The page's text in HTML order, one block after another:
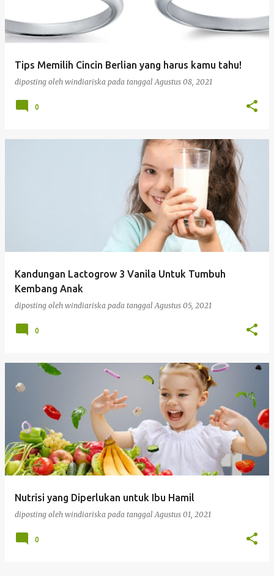
Tips Memilih Cincin Berlian yang harus kamu tahu!
diposting oleh windiariska pada tanggalAgustus 08, 2021
0
Kandungan Lactogrow 3 Vanila Untuk Tumbuh
Kembang Anak
diposting oleh windiariska pada tanggalAgustus 05, 2021
0
Nutrisi yang Diperlukan untuk Ibu Hamil
diposting oleh windiariska pada tanggalAgustus 01, 2021
0